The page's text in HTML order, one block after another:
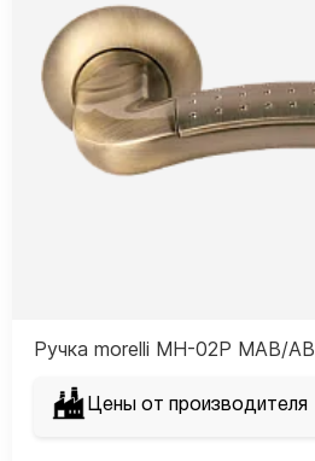
Ручка morelli MH-02P MAB/AB
Цены от производителя